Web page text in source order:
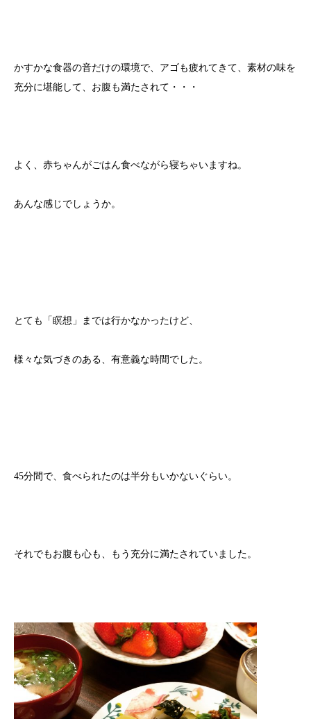
かすかな食器の音だけの環境で、アゴも疲れてきて、素材の味を
充分に堪能して、お腹も満たされて・・・
よく、赤ちゃんがごはん食べながら寝ちゃいますね。
あんな感じでしょうか。
とても「瞑想」までは行かなかったけど、
様々な気づきのある、有意義な時間でした。
45分間で、食べられたのは半分もいかないぐらい。
それでもお腹も心も、もう充分に満たされていました。